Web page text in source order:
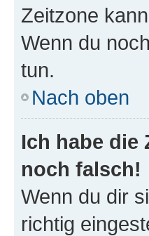
Zeitzone
Wenn du
tun.
Nach oben
Ich habe die
noch falsch!
Wenn du dir
richtig